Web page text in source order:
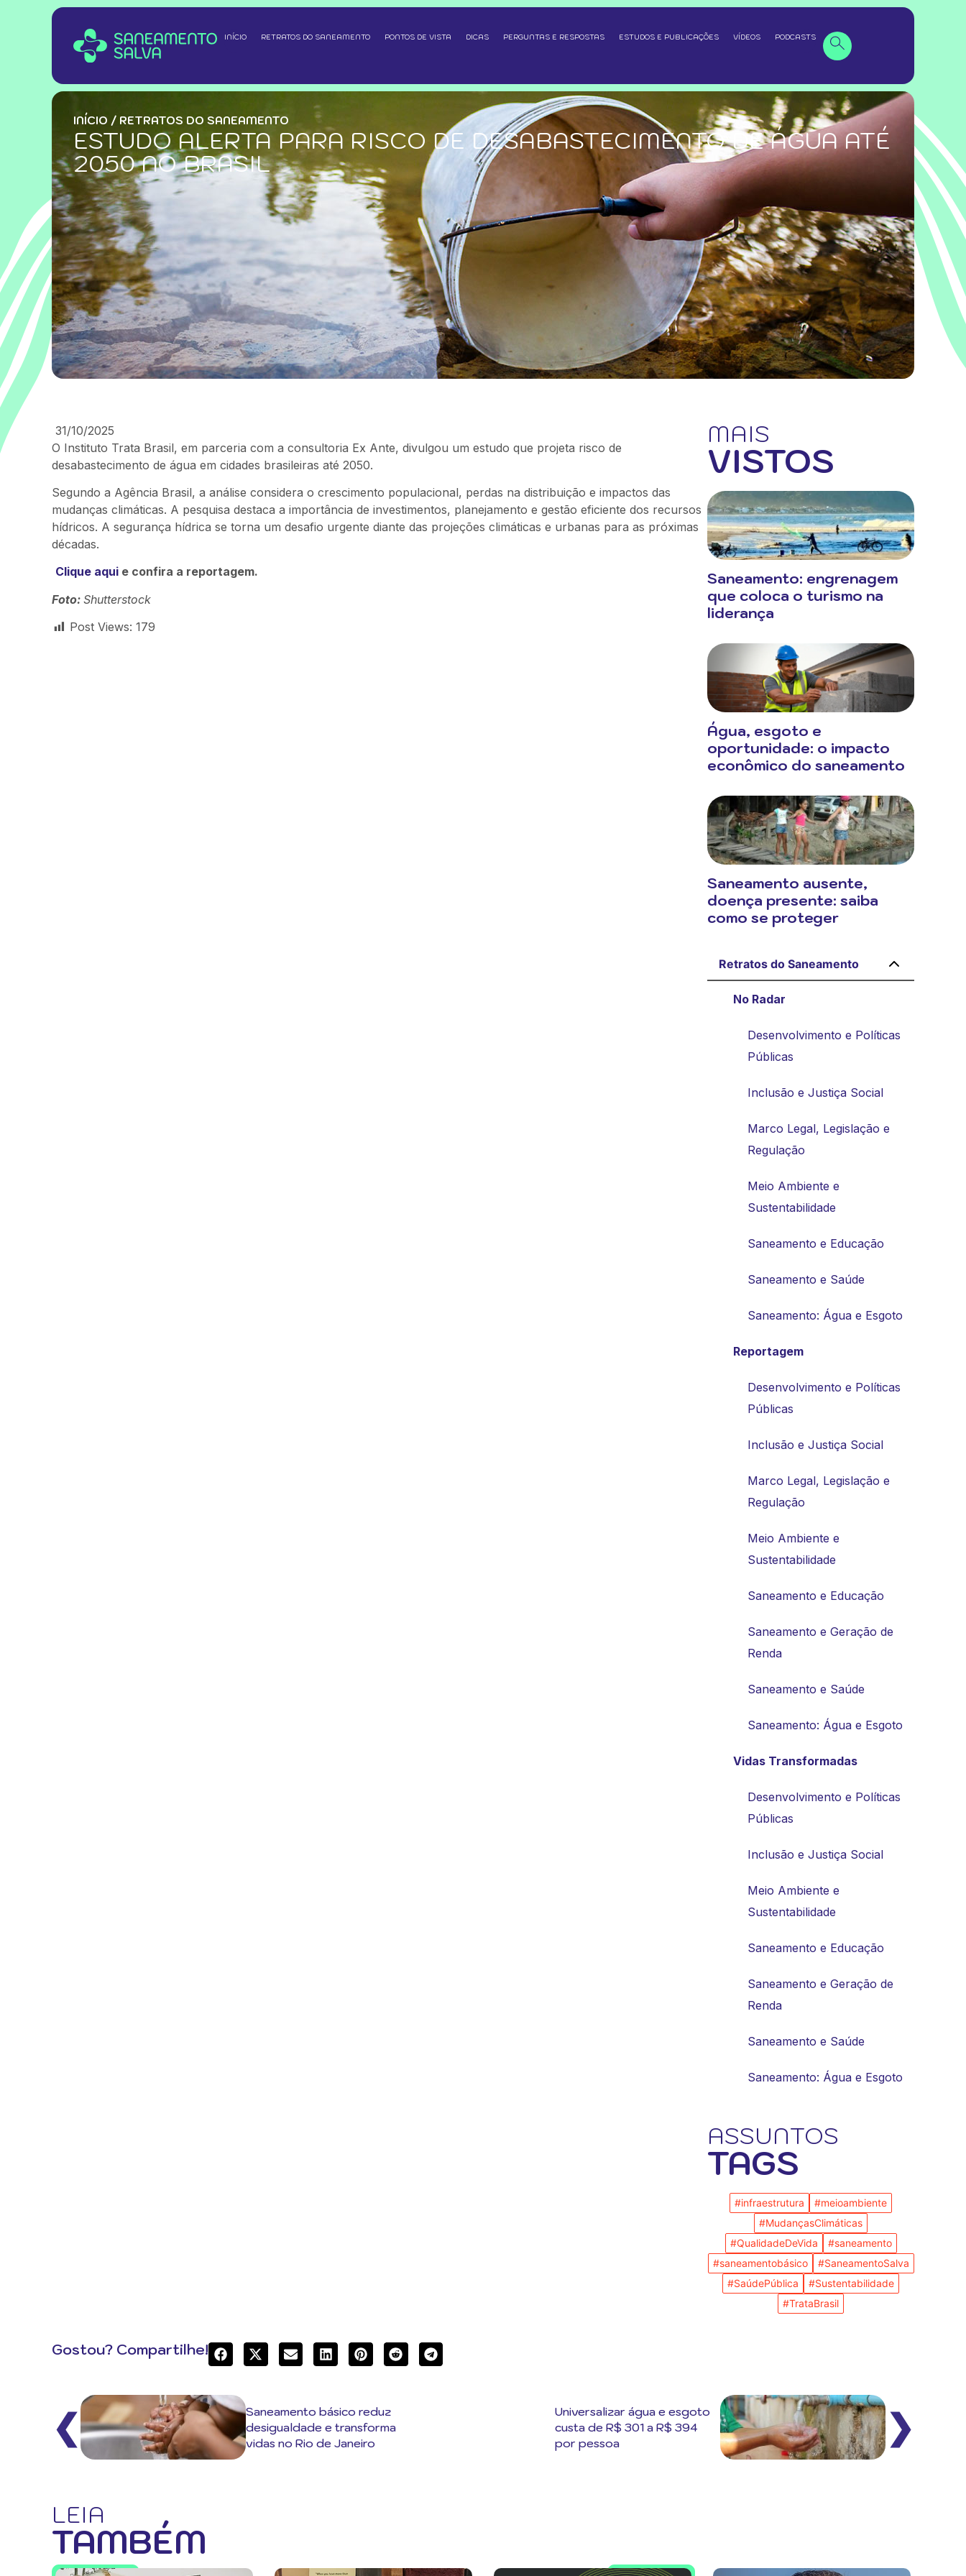
INÍCIO RETRATOS DO SANEAMENTO PONTOS DE VISTA DICAS PERGUNTAS E RESPOSTAS ESTUDOS E PUBLICAÇÕES VÍDEOS PODCASTS
INÍCIO / RETRATOS DO SANEAMENTO
ESTUDO ALERTA PARA RISCO DE DESABASTECIMENTO DE ÁGUA ATÉ
2050 NO BRASIL
31/10/2025
O Instituto Trata Brasil, em parceria com a consultoria Ex Ante, divulgou um estudo que projeta risco de
desabastecimento de água em cidades brasileiras até 2050.
Segundo a Agência Brasil, a análise considera o crescimento populacional, perdas na distribuição e impactos das
mudanças climáticas. A pesquisa destaca a importância de investimentos, planejamento e gestão eficiente dos recursos
hídricos. A segurança hídrica se torna um desafio urgente diante das projeções climáticas e urbanas para as próximas
décadas.
Clique aqui e confira a reportagem.
Foto: Shutterstock
Post Views: 179
MAIS
VISTOS
Saneamento: engrenagem
que coloca o turismo na
liderança
Água, esgoto e
oportunidade: o impacto
econômico do saneamento
Saneamento ausente,
doença presente: saiba
como se proteger
Retratos do Saneamento
No Radar
Desenvolvimento e Políticas
Públicas
Inclusão e Justiça Social
Marco Legal, Legislação e
Regulação
Meio Ambiente e
Sustentabilidade
Saneamento e Educação
Saneamento e Saúde
Saneamento: Água e Esgoto
Reportagem
Desenvolvimento e Políticas
Públicas
Inclusão e Justiça Social
Marco Legal, Legislação e
Regulação
Meio Ambiente e
Sustentabilidade
Saneamento e Educação
Saneamento e Geração de
Renda
Saneamento e Saúde
Saneamento: Água e Esgoto
Vidas Transformadas
Desenvolvimento e Políticas
Públicas
Inclusão e Justiça Social
Meio Ambiente e
Sustentabilidade
Saneamento e Educação
Saneamento e Geração de
Renda
Saneamento e Saúde
Saneamento: Água e Esgoto
ASSUNTOS
TAGS
#infraestrutura
#meioambiente
#MudançasClimáticas
#QualidadeDeVida
#saneamento
#saneamentobásico
#SaneamentoSalva
#SaúdePública
#Sustentabilidade
#TrataBrasil
Gostou? Compartilhe!
❮
Saneamento básico reduz
desigualdade e transforma
vidas no Rio de Janeiro
Universalizar água e esgoto
custa de R$ 301 a R$ 394
por pessoa
❯
LEIA
TAMBÉM